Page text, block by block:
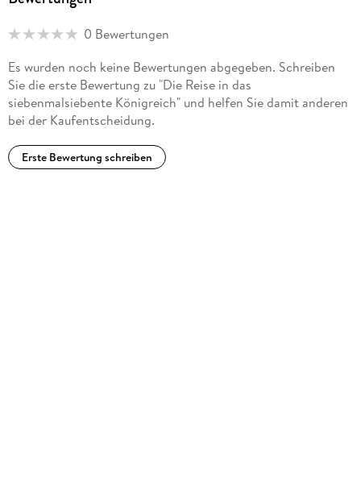
0 Bewertungen
Es wurden noch keine Bewertungen abgegeben. Schreiben
Sie die erste Bewertung zu "Die Reise in das
siebenmalsiebente Königreich" und helfen Sie damit anderen
bei der Kaufentscheidung.
Erste Bewertung schreiben